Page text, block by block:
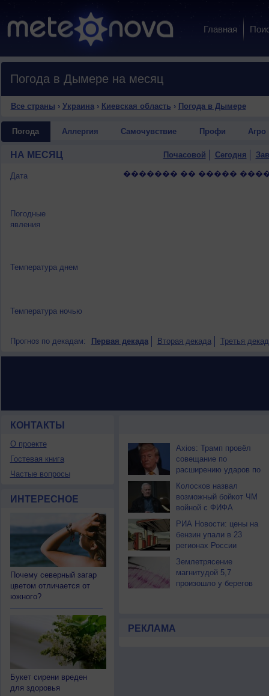
Главная
Погода в Дымере на месяц
Все страны › Украина› Киевская область › Погода в Дымере
Погода Аллергия Самочувствие Профи Агро
НА МЕСЯЦ Почасовой Сегодня
Дата
Погодные
явления
Температура днем
Температура ночью
������� �� �����
Прогноз по декадам: Первая декада Вторая декада Третья
КОНТАКТЫ
О проекте
Гостевая книга
Частые вопросы
ИНТЕРЕСНОЕ
Почему северный загар
цветом отличается от
южного?
Букет сирени вреден
для здоровья
НОВОСТИ ПАРТНЕРОВ
Axios: Трамп провёл
совещание по
расширению ударов по
Ирану
Колосков назвал
возможный бойкот ЧМ
войной с ФИФА
РИА Новости: цены на
бензин упали в 23
регионах России
Землетрясение
магнитудой 5,7
произошло у берегов
РЕКЛАМА